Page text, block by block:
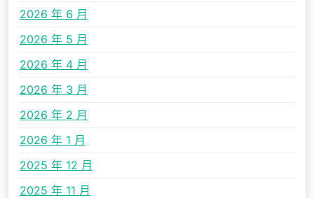
2026 年 6 月
2026 年 5 月
2026 年 4 月
2026 年 3 月
2026 年 2 月
2026 年 1 月
2025 年 12 月
2025 年 11 月